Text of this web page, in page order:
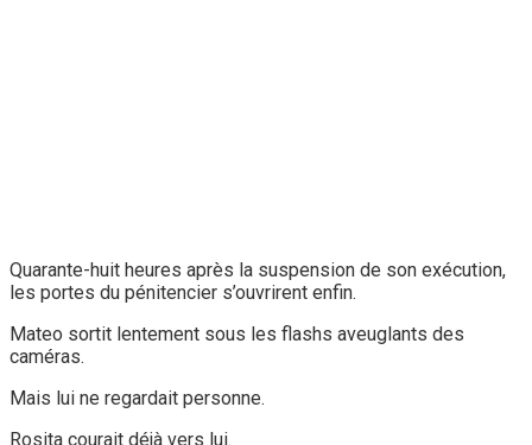
Quarante-huit heures après la suspension de son exécution,
les portes du pénitencier s’ouvrirent enfin.
Mateo sortit lentement sous les flashs aveuglants des
caméras.
Mais lui ne regardait personne.
Rosita courait déjà vers lui.